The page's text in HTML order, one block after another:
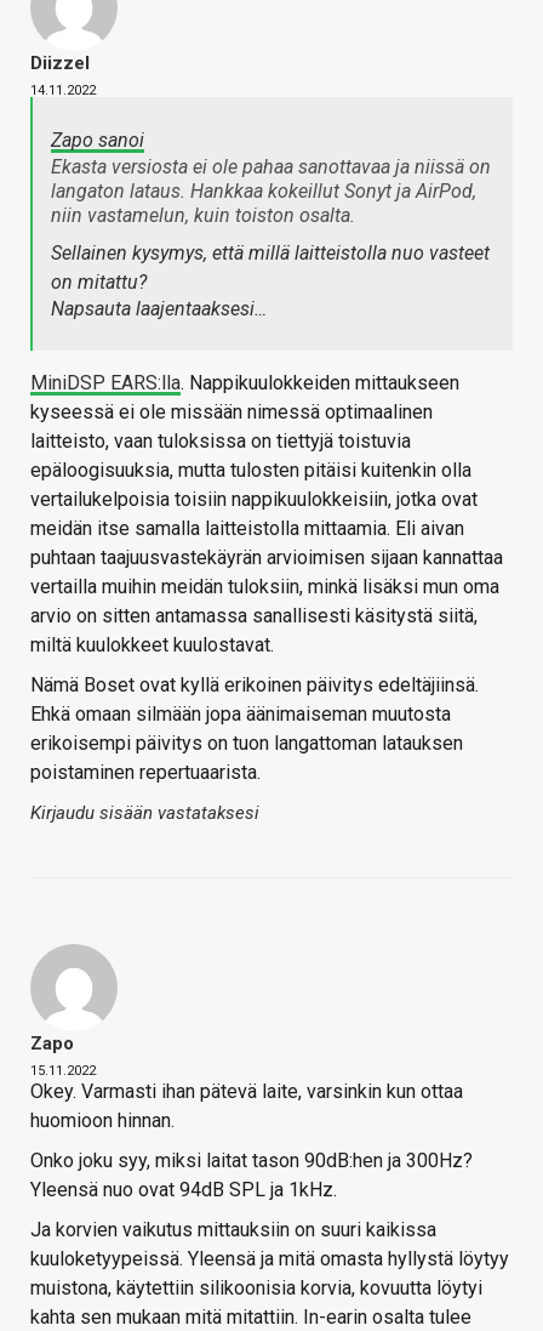
Diizzel
14.11.2022
Zapo sanoi
Ekasta versiosta ei ole pahaa sanottavaa ja niissä on
langaton lataus. Hankkaa kokeillut Sonyt ja AirPod,
niin vastamelun, kuin toiston osalta.
Sellainen kysymys, että millä laitteistolla nuo vasteet
on mitattu?
Napsauta laajentaaksesi…
MiniDSP EARS:lla. Nappikuulokkeiden mittaukseen
kyseessä ei ole missään nimessä optimaalinen
laitteisto, vaan tuloksissa on tiettyjä toistuvia
epäloogisuuksia, mutta tulosten pitäisi kuitenkin olla
vertailukelpoisia toisiin nappikuulokkeisiin, jotka ovat
meidän itse samalla laitteistolla mittaamia. Eli aivan
puhtaan taajuusvastekäyrän arvioimisen sijaan kannattaa
vertailla muihin meidän tuloksiin, minkä lisäksi mun oma
arvio on sitten antamassa sanallisesti käsitystä siitä,
miltä kuulokkeet kuulostavat.
Nämä Boset ovat kyllä erikoinen päivitys edeltäjiinsä.
Ehkä omaan silmään jopa äänimaiseman muutosta
erikoisempi päivitys on tuon langattoman latauksen
poistaminen repertuaarista.
Kirjaudu sisään vastataksesi
Zapo
15.11.2022
Okey. Varmasti ihan pätevä laite, varsinkin kun ottaa
huomioon hinnan.
Onko joku syy, miksi laitat tason 90dB:hen ja 300Hz?
Yleensä nuo ovat 94dB SPL ja 1kHz.
Ja korvien vaikutus mittauksiin on suuri kaikissa
kuuloketyypeissä. Yleensä ja mitä omasta hyllystä löytyy
muistona, käytettiin silikoonisia korvia, kovuutta löytyi
kahta sen mukaan mitä mitattiin. In-earin osalta tulee